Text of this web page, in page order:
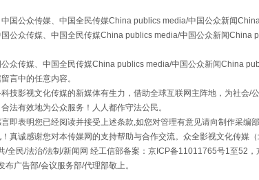
划来了！等你上场 事关残疾人未
国公众传媒、中国全民传媒China publics media/中国公众新闻
公众传媒、中国全民传媒China publics media/中国公众新闻
众传媒、中国全民传媒China publics media/中国公众新闻China
言中的任意内容。
技影视文化传媒的新媒体有生力，借助全球互联网主阵地，为社会
法有效地为公众服务！人人都作守法公民。
即表明您已经阅读并接受上述条款,如您对管理有意见请向制作采
真诚感谢您对本传媒网的支持帮助与合作交流。众全影视文化传媒
/全民/法治/法制/新闻网 经工信部备案：京ICP备11011765号1至52
广告部/会议服务部/代理部敬上。